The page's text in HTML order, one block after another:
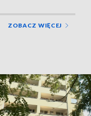
ZOBACZ WIĘCEJ